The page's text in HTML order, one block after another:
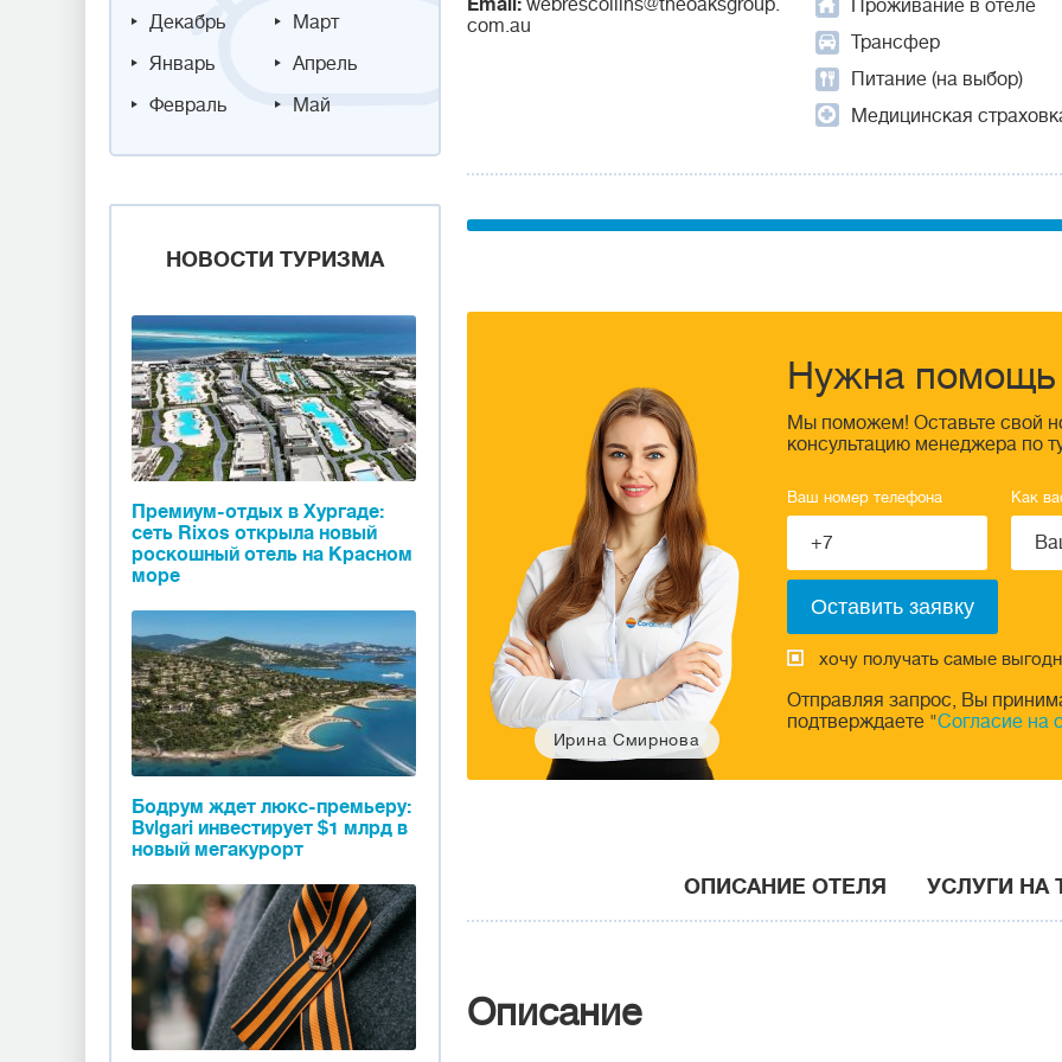
Декабрь
Январь
Февраль
Март
Апрель
Май
НОВОСТИ ТУРИЗМА
Премиум-отдых в Хургаде:
сеть Rixos открыла новый
роскошный отель на Красном
море
Бодрум ждет люкс-премьеру:
Bvlgari инвестирует $1 млрд в
новый мегакурорт
Email: webrescollins@theoaksgroup.
com.au
Проживание в отеле
Трансфер
Питание (на выбор)
Медицинская
Ирина Смирнова
Нужна помощь
Мы поможем! Оставьте свой
консультацию менеджера по
Ваш номер телефона Как
хочу получать самые
Отправляя запрос, Вы
подтверждаете "Согласие на
ОПИСАНИЕ ОТЕЛЯ УСЛУГИ НА
Описание